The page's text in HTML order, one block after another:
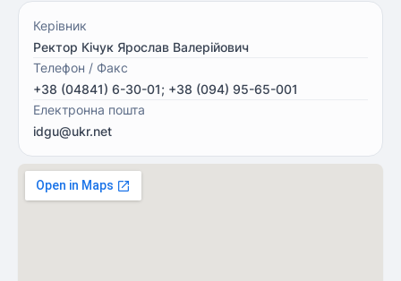
Керівник
Ректор Кічук Ярослав Валерійович
Телефон / Факс
+38 (04841) 6-30-01; +38 (094) 95-65-001
Електронна пошта
idgu@ukr.net